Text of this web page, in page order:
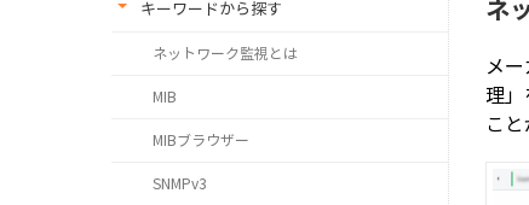
キーワードから探す
ネットワーク監視とは
MIB
MIBブラウザー
SNMPv3
ネ
メ
理
こと